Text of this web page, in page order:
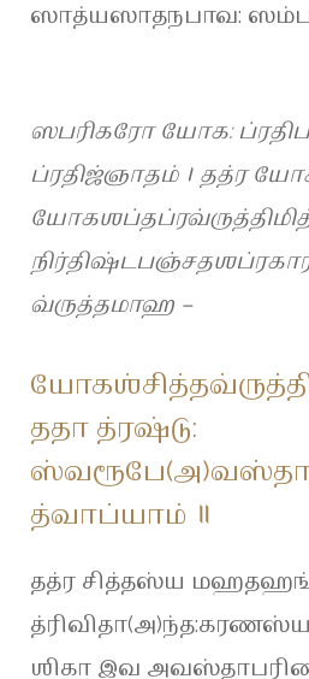
ஸாத்யஸாதநபாவ:
ஸபரிகரோ யோக:
ப்ரதிஜ்ஞாதம் । தத்ர
வ்ருத்தமாஹ –
ததா த்ரஷ்டு:
த்வாப்யாம் ॥
தத்ர சித்தஸ்ய
ஶிகா இவ